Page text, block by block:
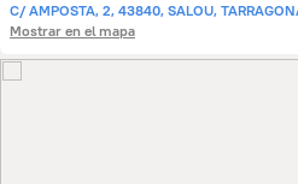
C/ AMPOSTA, 2, 43840, SALOU,
Mostrar en el mapa